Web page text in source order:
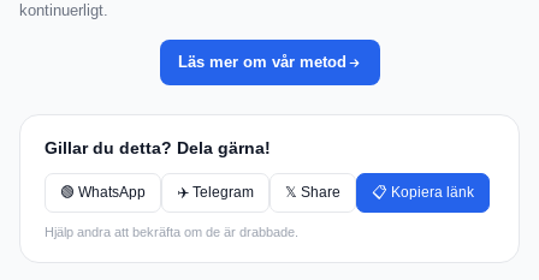
kontinuerligt.
Läs mer om vår metod
Gillar du detta? Dela gärna!
🟢 WhatsApp ✈️ Telegram 𝕏 Share 📋 Kopiera länk
Hjälp andra att bekräfta om de är drabbade.